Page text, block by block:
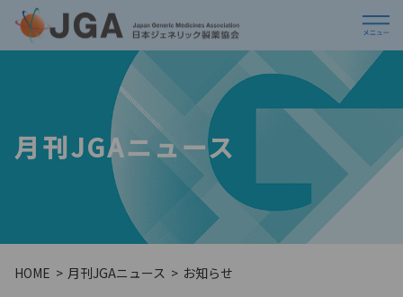
月刊JGAニュース
HOME 月刊JGAニュース お知らせ